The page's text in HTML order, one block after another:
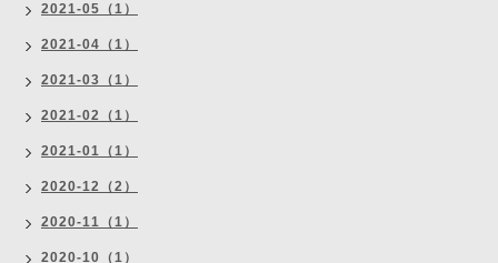
2021-05（1）
2021-04（1）
2021-03（1）
2021-02（1）
2021-01（1）
2020-12（2）
2020-11（1）
2020-10（1）